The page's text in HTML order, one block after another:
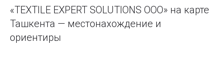
«TEXTILE EXPERT SOLUTIONS ООО» на карте
Ташкента — местонахождение и
ориентиры